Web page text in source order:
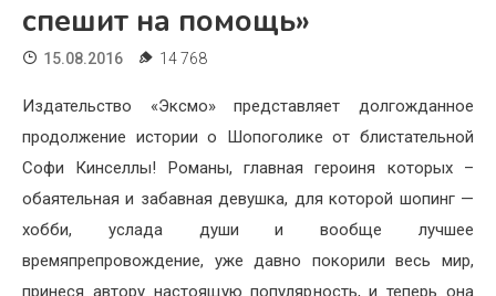
Жизнь
Хобби
Красота
Недвижимость
спешит на помощь»
15.08.2016 14 768
Издательство «Эксмо» представляет долгожданное
продолжение истории о Шопоголике от блистательной
Софи Кинселлы! Романы, главная героиня которых –
обаятельная и забавная девушка, для которой шопинг —
хобби, услада души и вообще лучшее
времяпрепровождение, уже давно покорили весь мир,
принеся автору настоящую популярность, и теперь она